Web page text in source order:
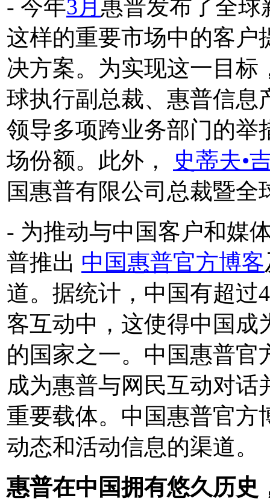
- 今年3月 惠普发布了全球
这样的重要市场中的客户
决方案。为实现这一目标
球执行副总裁、惠普信
领导多项跨业务部门的举
场份额。此外，
史蒂夫•
国惠普有限公司总裁暨全
- 为推动与中国客户和媒
普推出 中国惠普官方博客
道。据统计，中国有超过
客互动中，这使得中国成
的国家之一。中国惠普官
成为惠普与网民互动对
重要载体。中国惠普官方
动态和活动信息的渠道。
惠普在中国拥有悠久历史